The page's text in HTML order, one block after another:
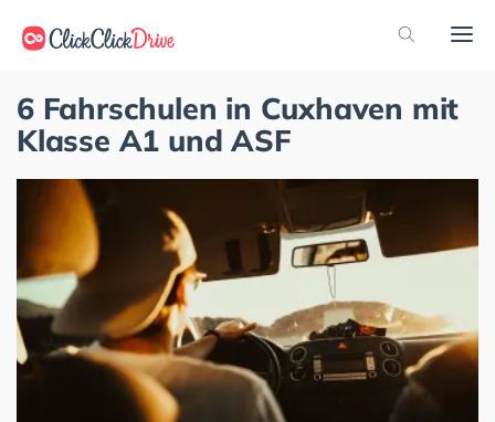
6 Fahrschulen in Cuxhaven mit
Klasse A1 und ASF